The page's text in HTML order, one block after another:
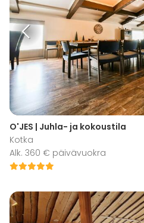
O'JES | Juhla- ja kokoustila
Kotka
Alk. 360 € päivävuokra